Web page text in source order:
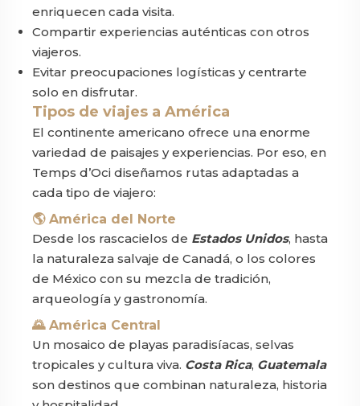
enriquecen cada visita.
Compartir experiencias auténticas con otros
viajeros.
Evitar preocupaciones logísticas y centrarte
solo en disfrutar.
Tipos de viajes a América
El continente americano ofrece una enorme
variedad de paisajes y experiencias. Por eso, en
Temps d’Oci diseñamos rutas adaptadas a
cada tipo de viajero:
🌎 América del Norte
Desde los rascacielos de Estados Unidos, hasta
la naturaleza salvaje de Canadá, o los colores
de México con su mezcla de tradición,
arqueología y gastronomía.
🌄 América Central
Un mosaico de playas paradisíacas, selvas
tropicales y cultura viva. Costa Rica, Guatemala
son destinos que combinan naturaleza, historia